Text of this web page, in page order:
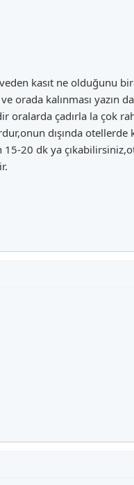
kasıt ne olduğunu
kalınması yazın
oralarda çadırla la çok
dışında
20 dk ya